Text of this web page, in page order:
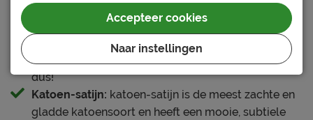
Perkal katoen:
speciale manier van weven een extra fijne kwaliteit
en voelt extra zacht en soepel. De stof oogt ook nét
wat luxer dan normaal katoen. Een goede keuze
dus!
Katoen-satijn: katoen-satijn is de meest zachte en
gladde katoensoort en heeft een mooie, subtiele
Naar instellingen
Accepteer cookies